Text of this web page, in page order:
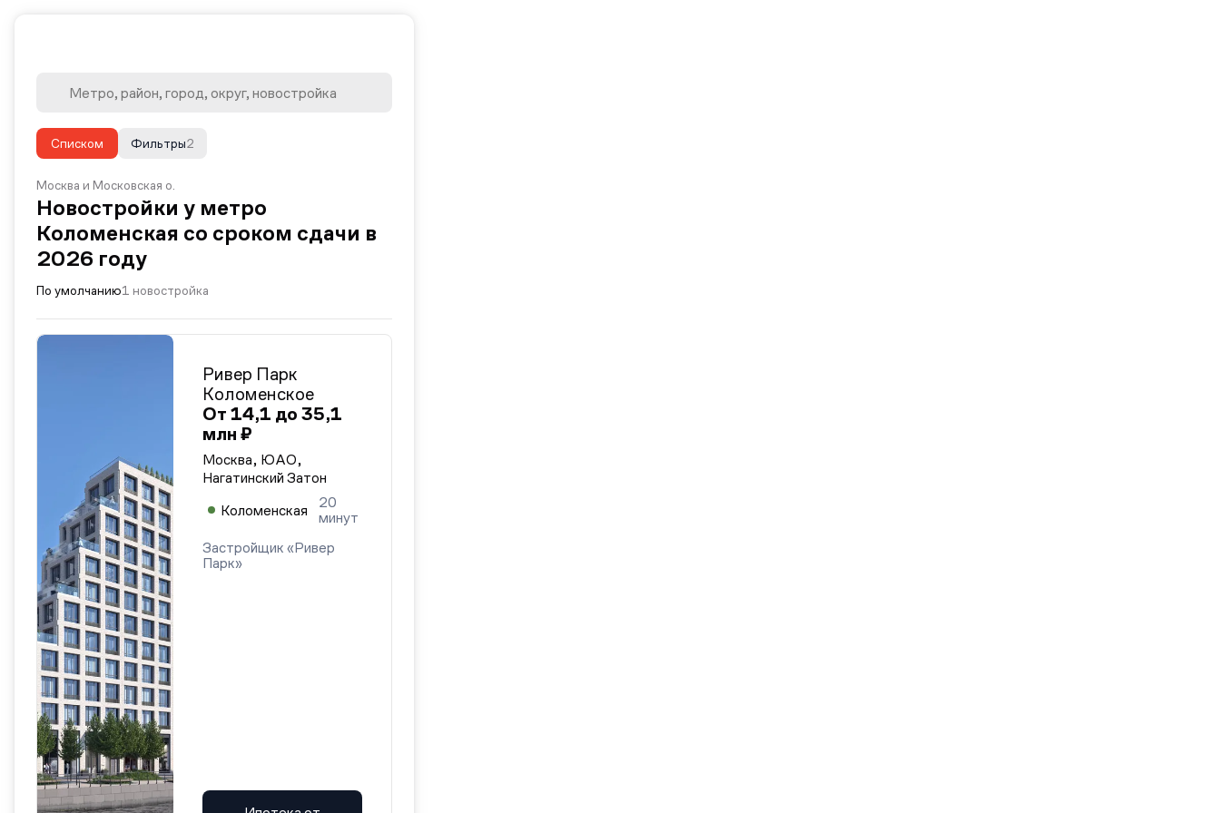
Списком 2
Фильтры
Москва и Московская о.
Новостройки у метро
Коломенская со сроком сдачи в
2026 году
По умолчанию1 новостройка
Ривер Парк
Коломенское
От 14,1 до 35,1
млн ₽
Москва, ЮАО,
Нагатинский Затон
Коломенская
20
минут
Застройщик «Ривер
Парк»